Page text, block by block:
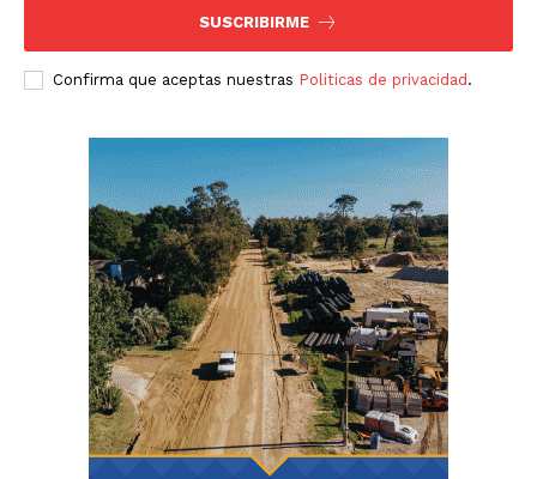
SUSCRIBIRME
Confirma que aceptas nuestras Politicas de privacidad.